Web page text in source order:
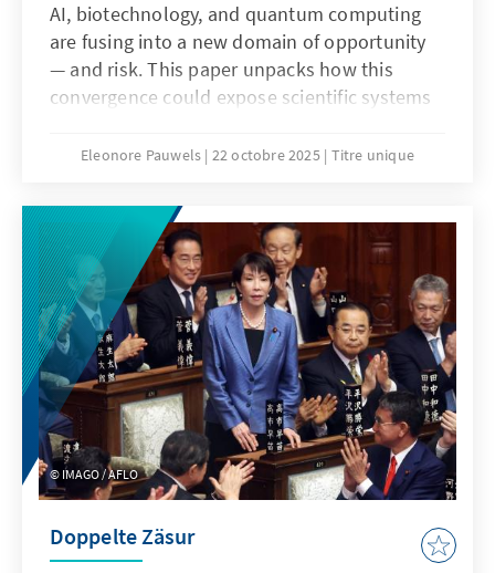
AI, biotechnology, and quantum computing
are fusing into a new domain of opportunity
— and risk. This paper unpacks how this
convergence could expose scientific systems
manipulation. The analysis is based on a
this year.
Eleonore Pauwels 22 octobre 2025 Titre unique
IMAGO / AFLO
Doppelte Zäsur